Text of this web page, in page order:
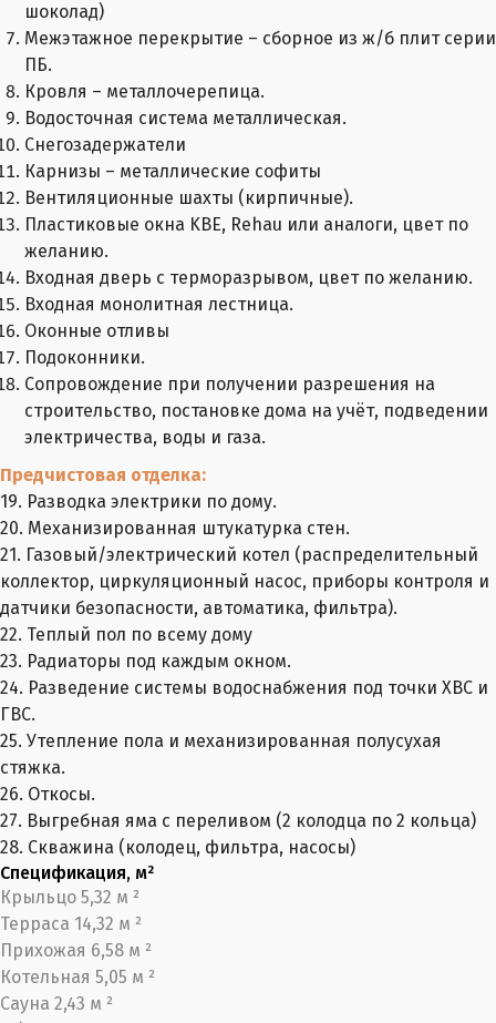
шоколад)
Межэтажное перекрытие – сборное из ж/б плит серии
ПБ.
Кровля – металлочерепица.
Водосточная система металлическая.
Снегозадержатели
Карнизы – металлические софиты
Вентиляционные шахты (кирпичные).
Пластиковые окна KBE, Rehau или аналоги, цвет по
желанию.
Входная дверь с терморазрывом, цвет по желанию.
Входная монолитная лестница.
Оконные отливы
Подоконники.
Сопровождение при получении разрешения на
строительство, постановке дома на учёт, подведении
электричества, воды и газа.
Предчистовая отделка:
19. Разводка электрики по дому.
20. Механизированная штукатурка стен.
21. Газовый/электрический котел (распределительный
коллектор, циркуляционный насос, приборы контроля и
датчики безопасности, автоматика, фильтра).
22. Теплый пол по всему дому
23. Радиаторы под каждым окном.
24. Разведение системы водоснабжения под точки ХВС и
ГВС.
25. Утепление пола и механизированная полусухая
стяжка.
26. Откосы.
27. Выгребная яма с переливом (2 колодца по 2 кольца)
28. Скважина (колодец, фильтра, насосы)
Спецификация, м²
Крыльцо 5,32 м ²
Терраса 14,32 м ²
Прихожая 6,58 м ²
Котельная 5,05 м ²
Сауна 2,43 м ²